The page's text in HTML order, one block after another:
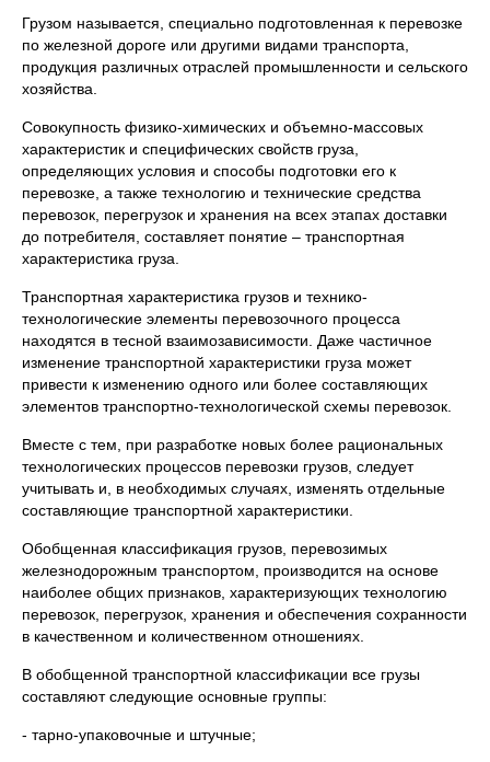
Грузом называется, специально подготовленная к перевозке
по железной дороге или другими видами транспорта,
продукция различных отраслей промышленности и сельского
хозяйства.
Совокупность физико-химических и объемно-массовых
характеристик и специфических свойств груза,
определяющих условия и способы подготовки его к
перевозке, а также технологию и технические средства
перевозок, перегрузок и хранения на всех этапах доставки
до потребителя, составляет понятие – транспортная
характеристика груза.
Транспортная характеристика грузов и технико-
технологические элементы перевозочного процесса
находятся в тесной взаимозависимости. Даже частичное
изменение транспортной характеристики груза может
привести к изменению одного или более составляющих
элементов транспортно-технологической схемы перевозок.
Вместе с тем, при разработке новых более рациональных
технологических процессов перевозки грузов, следует
учитывать и, в необходимых случаях, изменять отдельные
составляющие транспортной характеристики.
Обобщенная классификация грузов, перевозимых
железнодорожным транспортом, производится на основе
наиболее общих признаков, характеризующих технологию
перевозок, перегрузок, хранения и обеспечения сохранности
в качественном и количественном отношениях.
В обобщенной транспортной классификации все грузы
составляют следующие основные группы:
- тарно-упаковочные и штучные;